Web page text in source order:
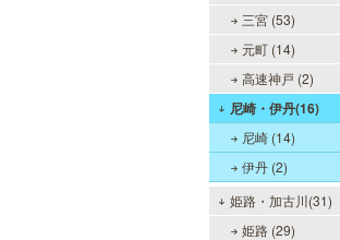
三宮 (53)
元町 (14)
高速神戸 (2)
尼崎・伊丹(16)
尼崎 (14)
伊丹 (2)
姫路・加古川(31)
姫路 (29)